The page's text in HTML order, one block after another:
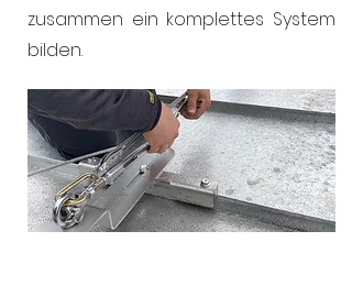
zusammen ein komplettes System
bilden.